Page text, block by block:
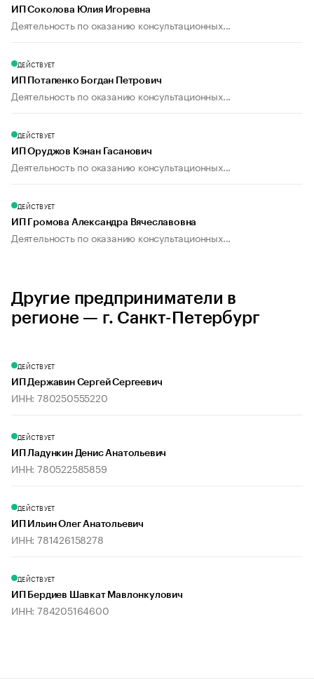
ИП Соколова Юлия Игоревна
Деятельность по оказанию консультационных...
ДЕЙСТВУЕТ
ИП Потапенко Богдан Петрович
Деятельность по оказанию консультационных...
ДЕЙСТВУЕТ
ИП Оруджов Кэнан Гасанович
Деятельность по оказанию консультационных...
ДЕЙСТВУЕТ
ИП Громова Александра Вячеславовна
Деятельность по оказанию консультационных...
Другие предприниматели в
регионе — г. Санкт-Петербург
ДЕЙСТВУЕТ
ИП Державин Сергей Сергеевич
ИНН: 780250555220
ДЕЙСТВУЕТ
ИП Ладункин Денис Анатольевич
ИНН: 780522585859
ДЕЙСТВУЕТ
ИП Ильин Олег Анатольевич
ИНН: 781426158278
ДЕЙСТВУЕТ
ИП Бердиев Шавкат Мавлонкулович
ИНН: 784205164600